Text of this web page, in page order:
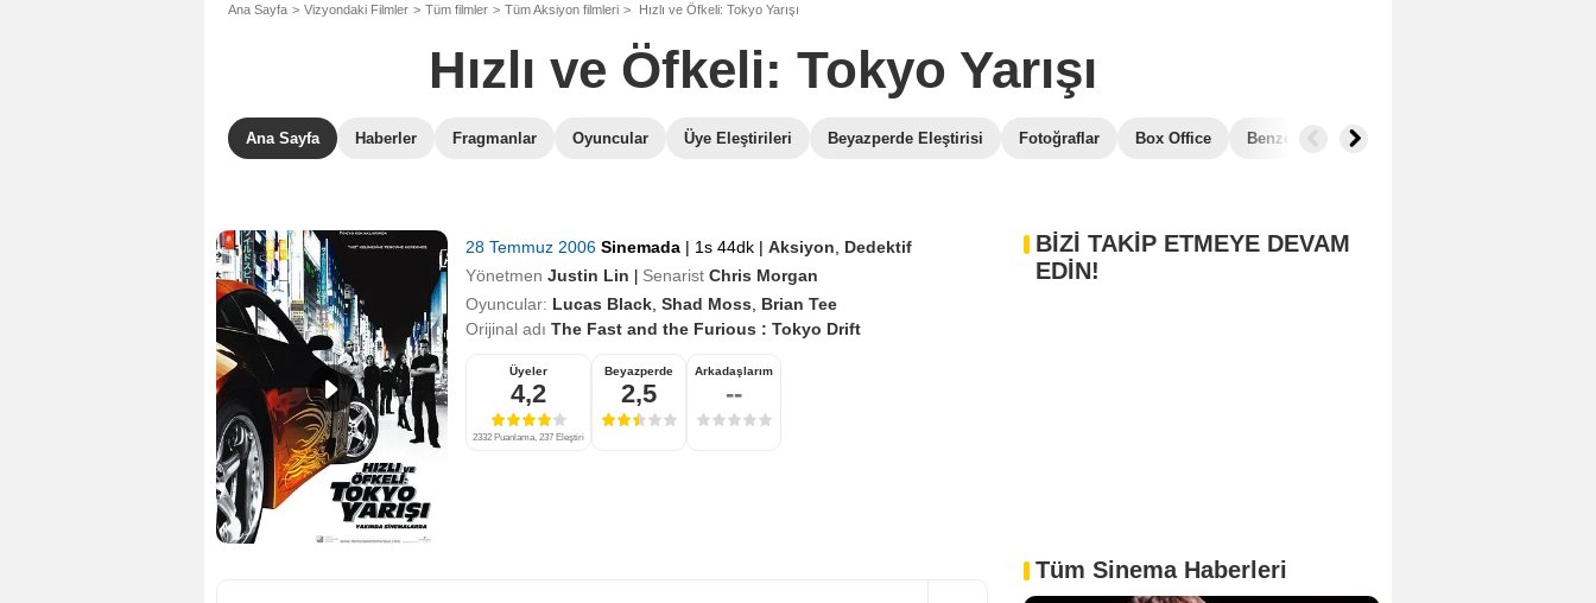
Ana Sayfa Vizyondaki Filmler Tüm filmler Tüm Aksiyon filmleri Hızlı ve Öfkeli: Tokyo Yarışı
Hızlı ve Öfkeli: Tokyo Yarışı
Ana Sayfa Haberler Fragmanlar Oyuncular Üye Eleştirileri Beyazperde Eleştirisi Fotoğraflar Box Office Benzer Filmler
28 Temmuz 2006 Sinemada | 1s 44dk | Aksiyon
Dedektif
Yönetmen Justin Lin Senarist Chris Morgan
Oyuncular: Lucas Black Shad Moss
Brian Tee
Orijinal adı The Fast and the Furious : Tokyo Drift
Üyeler
4,2
2332 Puanlama, 237 Eleştiri
Beyazperde
2,5
Arkadaşlarım
--
BİZİ TAKİP ETMEYE DEVAM
EDİN!
Tüm Sinema Haberleri